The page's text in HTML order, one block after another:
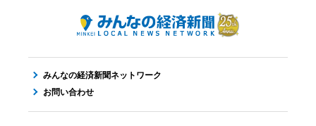
みんなの経済新聞ネットワーク
お問い合わせ